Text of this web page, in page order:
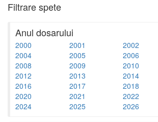
Filtrare spete
Anul dosarului
2000 2001 2002
2004
2005 2006
2008
2009 2010
2012
2013 2014
2016
2017 2018
2020
2021 2022
2024
2025 2026